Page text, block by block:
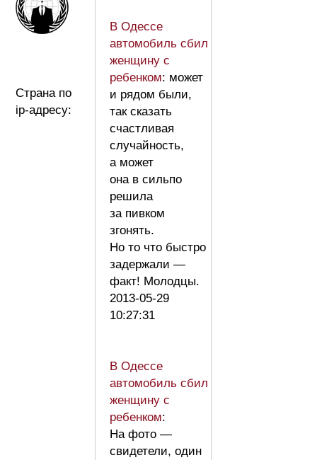
Страна по
ip-адресу:
В Одессе
автомобиль сбил
женщину с
ребенком: может
и рядом были,
так сказать
счастливая
случайность,
а может
она в сильпо
решила
за пивком
згонять.
Но то что быстро
задержали —
факт! Молодцы.
2013-05-29
10:27:31
В Одессе
автомобиль сбил
женщину с
ребенком:
На фото —
свидетели, один